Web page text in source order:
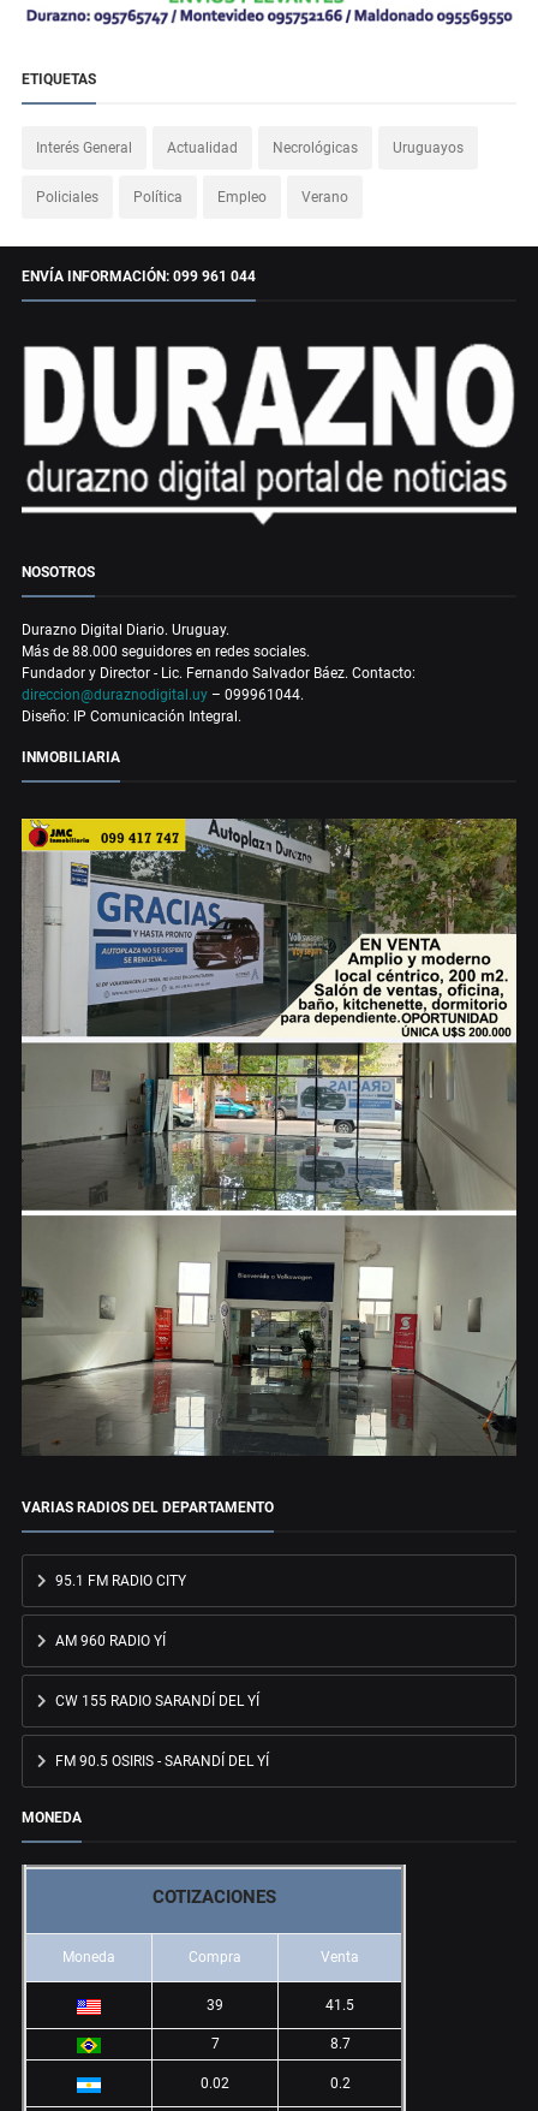
ETIQUETAS
Interés General Actualidad Necrológicas Uruguayos
Policiales Política Empleo Verano
ENVÍA INFORMACIÓN: 099 961 044
NOSOTROS
Durazno Digital Diario. Uruguay.
Más de 88.000 seguidores en redes sociales.
Fundador y Director - Lic. Fernando Salvador Báez. Contacto:
direccion@duraznodigital.uy – 099961044.
Diseño: IP Comunicación Integral.
INMOBILIARIA
VARIAS RADIOS DEL DEPARTAMENTO
95.1 FM RADIO CITY
AM 960 RADIO YÍ
CW 155 RADIO SARANDÍ DEL YÍ
FM 90.5 OSIRIS - SARANDÍ DEL YÍ
MONEDA
COTIZACIONES
Moneda Compra Venta
39 41.5
7 8.7
0.02 0.2